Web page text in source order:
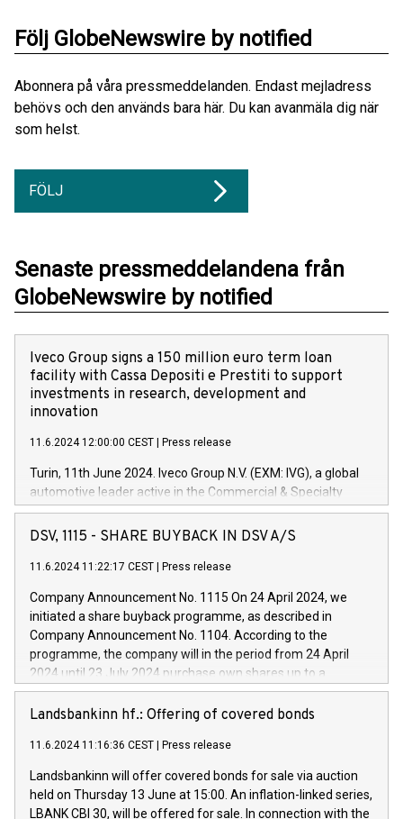
Följ GlobeNewswire by notified
Abonnera på våra pressmeddelanden. Endast mejladress
behövs och den används bara här. Du kan avanmäla dig när
som helst.
FÖLJ
Senaste pressmeddelandena från
GlobeNewswire by notified
Iveco Group signs a 150 million euro term loan
facility with Cassa Depositi e Prestiti to support
investments in research, development and
innovation
11.6.2024 12:00:00 CEST Press release
Turin, 11th June 2024. Iveco Group N.V. (EXM: IVG), a global
automotive leader active in the Commercial & Specialty
Vehicles, Powertrain and related Financial Services arenas,
has successfully signed a term loan facility of 150 million
new projects in Italy dedicated to research, development and
by CDP, Iveco Group will develop innovative technologies and
architectures in the field of electric propulsion and further
develop solutions for autonomous driving, digitalisation and
vehicle connectivity aimed at increasing efficiency, safety,
driving comfort and productivity. The financed investments,
Iveco Group in Italy by the end of 2025. Iveco Group N.V.
(EXM: IVG) is the home of unique people and brands that
sustainable society. The eight brands are each a
DSV, 1115 - SHARE BUYBACK IN DSV A/S
11.6.2024 11:22:17 CEST Press release
Company Announcement No. 1115 On 24 April 2024, we
initiated a share buyback programme, as described in
Company Announcement No. 1104. According to the
programme, the company will in the period from 24 April
2024 until 23 July 2024 purchase own shares up to a
maximum value of DKK 1,000 million, and no more than
1,700,000 shares, corresponding to 0.79% of the share
programme has been implemented in accordance with
Regulation No. 596/2014 of the European Parliament and
Council of 16 April 2014 (“MAR”) (save for the rules on share
buyback programmes set out in MAR article 5) and the
Landsbankinn hf.: Offering of covered bonds
11.6.2024 11:16:36 CEST Press release
Landsbankinn will offer covered bonds for sale via auction
held on Thursday 13 June at 15:00. An inflation-linked series,
LBANK CBI 30, will be offered for sale. In connection with the